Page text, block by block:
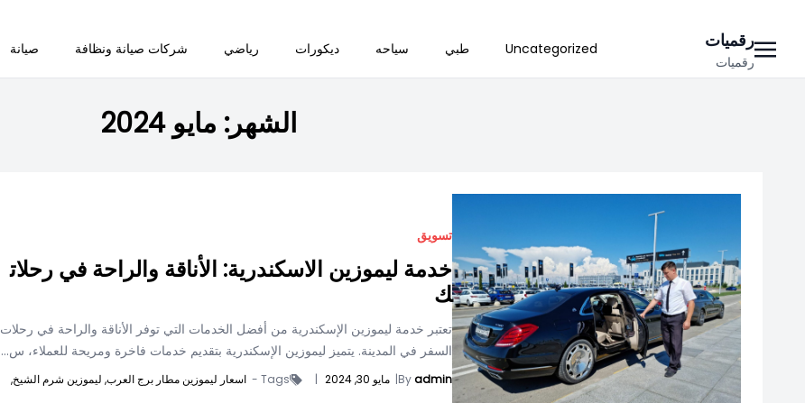
content
رقميات
رقميات
Uncategorized طبي سياحه ديكورات رياضي شركات صيانة ونظافة صيانة
الشهر: مايو 2024
تسويق
خدمة ليموزين الاسكندرية: الأناقة والراحة في رحلات
ك
تعتبر خدمة ليموزين الإسكندرية من أفضل الخدمات التي توفر الأناقة والراحة في رحلات
السفر في المدينة. يتميز ليموزين الإسكندرية بتقديم خدمات فاخرة ومريحة للعملاء، س...
Byadmin
| مايو 30, 2024 |
Tags - اسعار ليموزين مطار برج العرب, ليموزين شرم الشيخ,